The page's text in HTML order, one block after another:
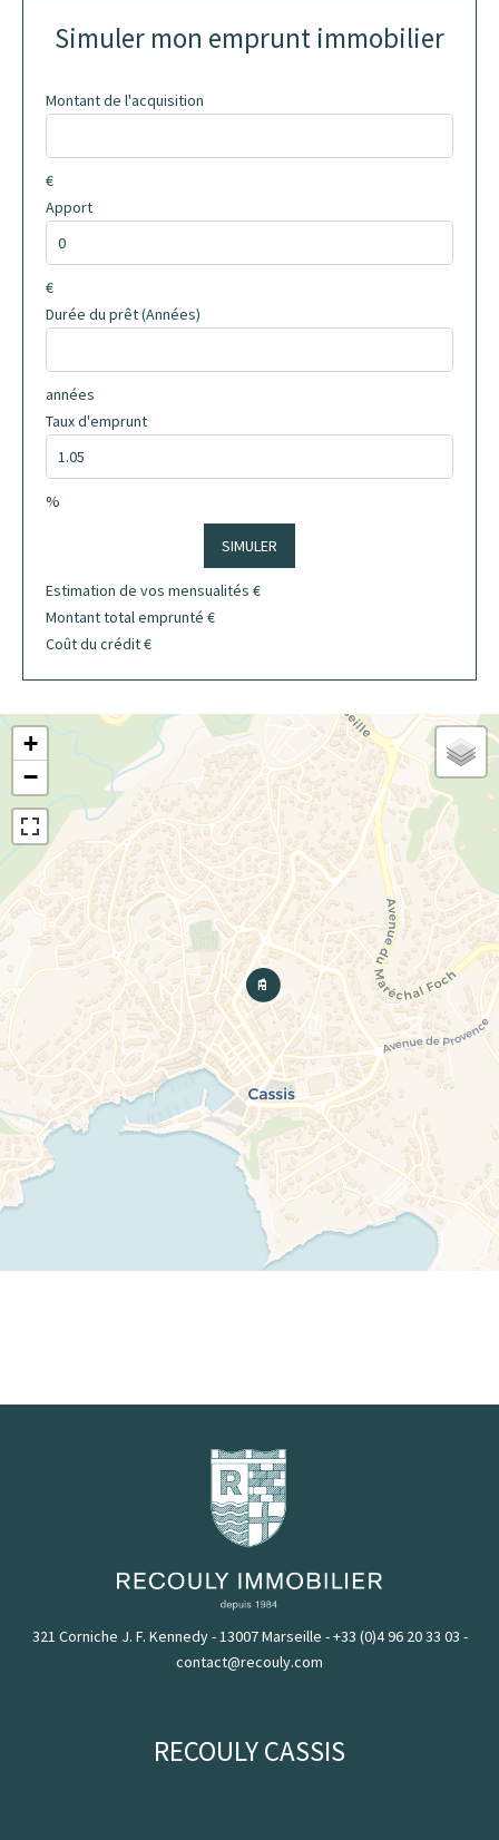
Simuler mon emprunt immobilier
Montant de l'acquisition
€
Apport
€
Durée du prêt (Années)
années
Taux d'emprunt
%
SIMULER
Estimation de vos mensualités €
Montant total emprunté €
Coût du crédit€
+
−
321 Corniche J. F. Kennedy - 13007 Marseille -+33 (0)4 96 20 33 03 -
contact@recouly.com
RECOULY CASSIS